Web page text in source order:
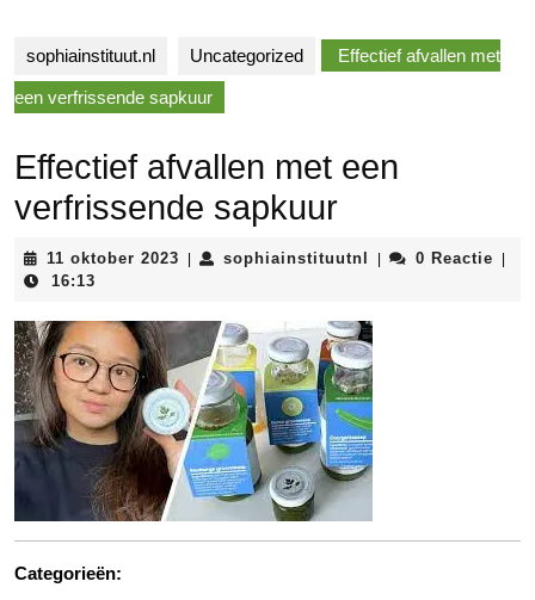
sophiainstituut.nl Uncategorized Effectief afvallen met
een verfrissende sapkuur
Effectief afvallen met een
verfrissende sapkuur
11 oktober 2023 11
sophiainstituutnl sophiainstituutnl
0 Reactie
16:13
Categorieën: